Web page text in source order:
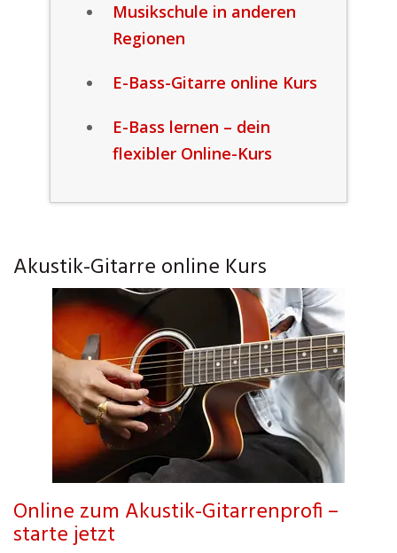
Musikschule in anderen
Regionen
E-Bass-Gitarre online Kurs
E-Bass lernen – dein
flexibler Online-Kurs
Akustik-Gitarre online Kurs
Online zum Akustik-Gitarrenprofi –
starte jetzt